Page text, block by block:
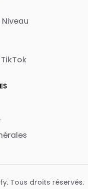
. Tous droits réservés.